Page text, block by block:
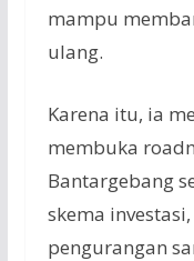
mampu
ulang.
Karena itu, ia
membuka
Bantargebang
skema
pengurangan